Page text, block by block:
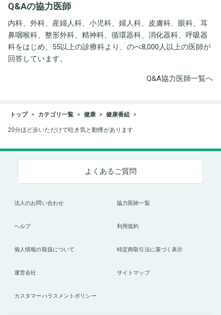
Q&Aの協力医師
内科、外科、産婦人科、小児科、婦人科、皮膚科、眼科、耳
鼻咽喉科、整形外科、精神科、循環器科、消化器科、呼吸器
科をはじめ、55以上の診療科より、のべ8,000人以上の医師が
回答しています。
Q&A協力医師一覧へ
トップ カテゴリ一覧 健康 健康番組
20分ほど歩いただけで吐き気と動悸があります
よくあるご質問
法人のお問い合わせ 協力医師一覧
ヘルプ 利用規約
個人情報の取扱について 特定商取引法に基づく表示
運営会社 サイトマップ
カスタマーハラスメントポリシー